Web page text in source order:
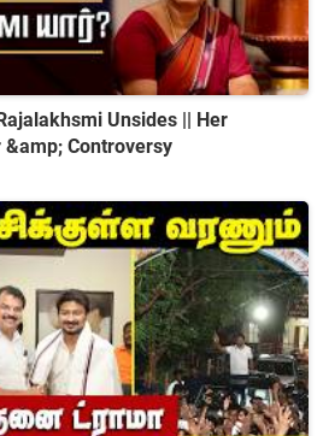
Unsides || Her
Controversy